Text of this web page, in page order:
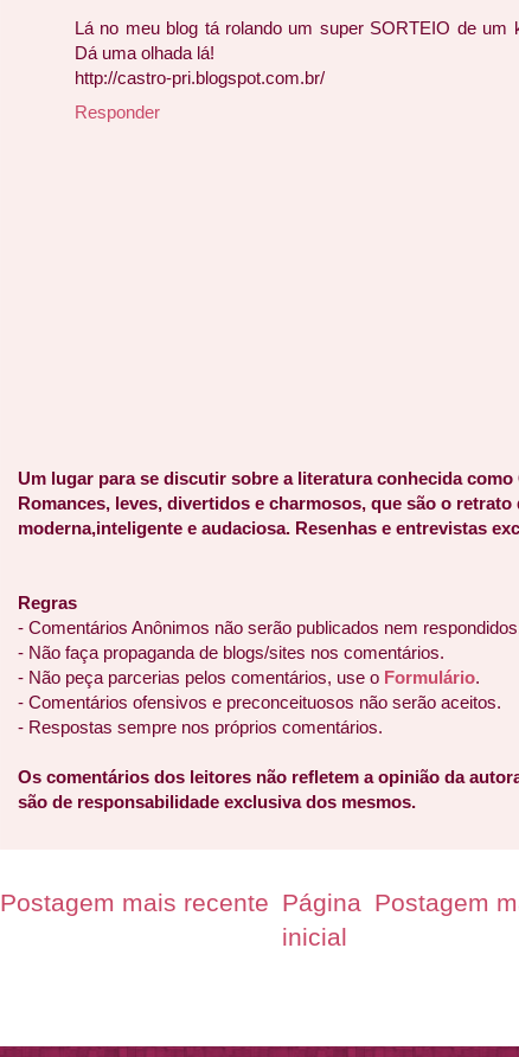
Lá no meu blog tá rolando um super SORTEIO de um
Dá uma olhada lá!
http://castro-pri.blogspot.com.br/
Responder
Um lugar para se discutir sobre a literatura conhecida como
Romances, leves, divertidos e charmosos, que são o retrato
moderna,inteligente e audaciosa. Resenhas e entrevistas
Regras
- Comentários Anônimos não serão publicados nem
- Não faça propaganda de blogs/sites nos comentários.
- Não peça parcerias pelos comentários, use o Formulário.
- Comentários ofensivos e preconceituosos não serão aceitos.
- Respostas sempre nos próprios comentários.
Os comentários dos leitores não refletem a opinião da
são de responsabilidade exclusiva dos mesmos.
Postagem mais recente Postagem
Página
inicial